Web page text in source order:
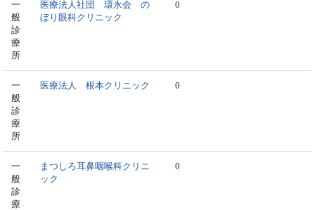
一
般
診
療
所
医療法人社団 環永会 の
ぼり眼科クリニック
0
一
般
診
療
所
医療法人 根本クリニック 0
一
般
診
療
まつしろ耳鼻咽喉科クリニ
ック
0